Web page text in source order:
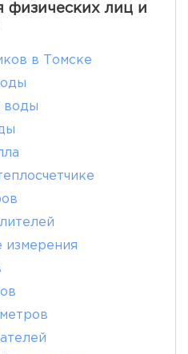
физических лиц и
в Томске
воды
измерения